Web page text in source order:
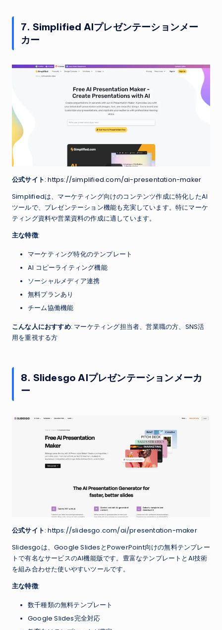
7. Simplified AIプレゼンテーションメー
カー
公式サイト:https://simplified.com/ai-presentation-maker
Simplifiedは、マーケティング向けのコンテンツ作成に特化したAI
ツールで、プレゼンテーション機能も充実しています。特にマーケ
ティング資料や営業資料の作成に適しています。
主な特徴:
マーケティング特化のテンプレート
AI コピーライティング機能
ソーシャルメディア連携
無料プランあり
チーム協働機能
こんな人におすすめ: マーケティング担当者、営業職の方、SNS活
用を重視する方
8. Slidesgo AIプレゼンテーションメーカ
ー
公式サイト: https://slidesgo.com/ai/presentation-maker
Slidesgoは、Google SlidesとPowerPoint向けの無料テンプレー
トで有名なサービスのAI機能版です。豊富なテンプレートとAI技術
を組み合わせた使いやすいツールです。
主な特徴:
数千種類の無料テンプレート
Google Slides完全対応